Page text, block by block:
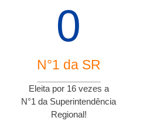
N°1 da SR
0
Eleita por 16vezes a
N°1 da Superintendência
Regional!